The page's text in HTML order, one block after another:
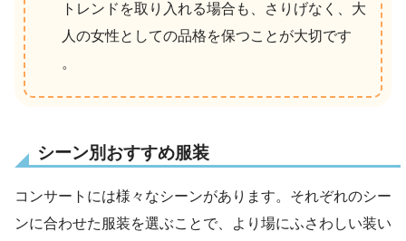
トレンドを取り入れる場合も、さりげなく、大
人の女性としての品格を保つことが大切です
。
シーン別おすすめ服装
コンサートには様々なシーンがあります。それぞれのシー
ンに合わせた服装を選ぶことで、より場にふさわしい装い